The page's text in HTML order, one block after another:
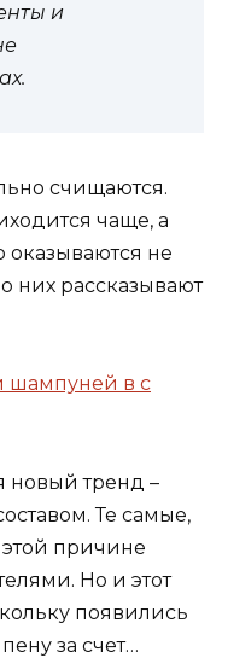
и
счищаются.
чаще, а
оказываются не
них рассказывают
новый тренд –
Те самые,
причине
Но и этот
появились
за счет…